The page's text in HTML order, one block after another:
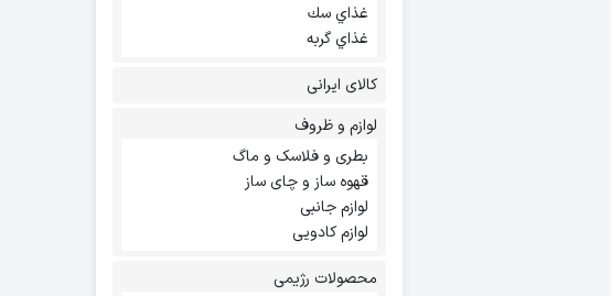
غذاي سك
غذاي گربه
کالای ایرانی
لوازم و ظروف
بطری و فلاسک و ماگ
قهوه ساز و چای ساز
لوازم جانبی
لوازم کادویی
محصولات رژیمی